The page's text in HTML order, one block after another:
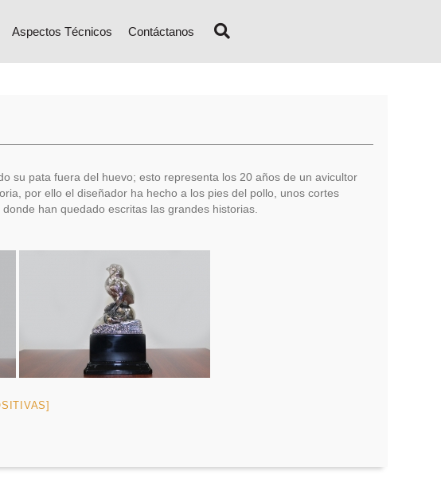
Aspectos Técnicos Contáctanos
su pata fuera del huevo; esto representa los 20 años de un avicultor
por ello el diseñador ha hecho a los pies del pollo, unos cortes
han quedado escritas las grandes historias.